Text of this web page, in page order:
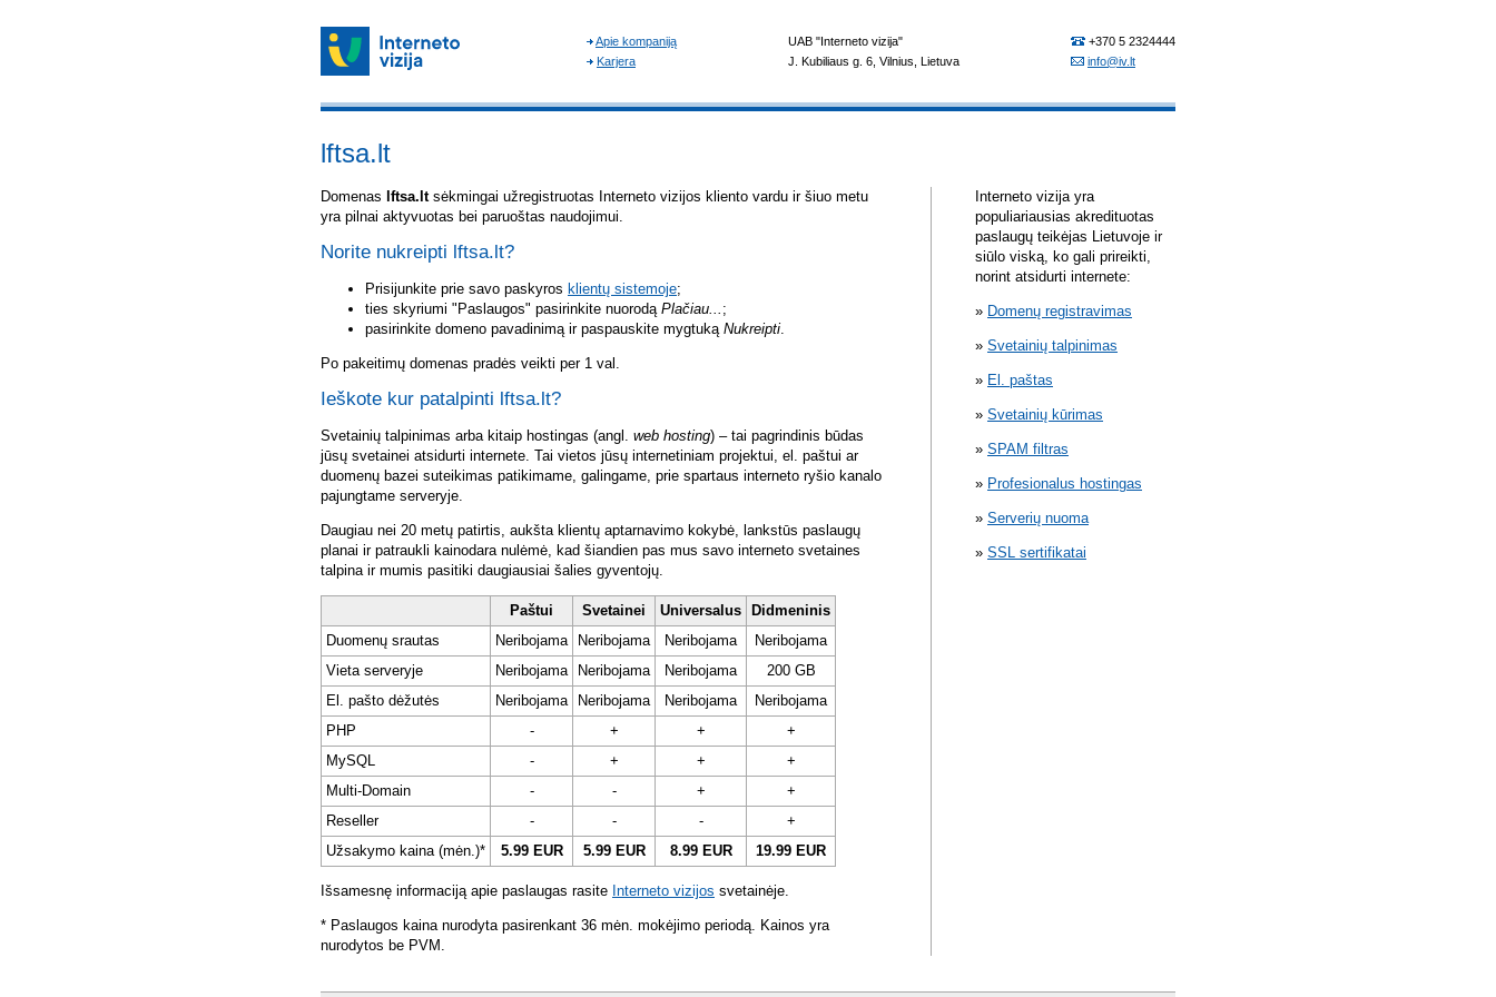
lftsa.lt
Domenas lftsa.ltsėkmingai užregistruotas Interneto vizijos kliento vardu ir šiuo metu
yra pilnai aktyvuotas bei paruoštas naudojimui.
Norite nukreipti lftsa.lt?
Prisijunkite prie savo paskyros klientų sistemoje;
ties skyriumi "Paslaugos" pasirinkite nuorodą Plačiau... ;
pasirinkite domeno pavadinimą ir paspauskite mygtuką Nukreipti.
Po pakeitimų domenas pradės veikti per 1 val.
Ieškote kur patalpinti lftsa.lt?
Svetainių talpinimas arba kitaip hostingas (angl. web hosting) – tai pagrindinis būdas
jūsų svetainei atsidurti internete. Tai vietos jūsų internetiniam projektui, el. paštui ar
duomenų bazei suteikimas patikimame, galingame, prie spartaus interneto ryšio kanalo
pajungtame serveryje.
Daugiau nei 20 metų patirtis, aukšta klientų aptarnavimo kokybė, lankstūs paslaugų
planai ir patraukli kainodara nulėmė, kad šiandien pas mus savo interneto svetaines
talpina ir mumis pasitiki daugiausiai šalies gyventojų.
Paštui Svetainei Universalus
Didmeninis
Duomenų srautas
Neribojama Neribojama Neribojama
Neribojama
Vieta serveryje
Neribojama Neribojama Neribojama
200 GB
El. pašto dėžutės
Neribojama Neribojama Neribojama
Neribojama
PHP
- + +
+
MySQL
- + +
+
Multi-Domain
- - +
+
Reseller
- - -
+
Užsakymo kaina (mėn.)*
5.99 EUR 5.99 EUR 8.99 EUR 19.99 EUR
Išsamesnę informaciją apie paslaugas rasite Interneto vizijos svetainėje.
* Paslaugos kaina nurodyta pasirenkant 36 mėn. mokėjimo periodą. Kainos yra
nurodytos be PVM.
Interneto vizija yra
populiariausias akredituotas
paslaugų teikėjas Lietuvoje ir
siūlo viską, ko gali prireikti,
norint atsidurti internete:
Domenų registravimas
Svetainių talpinimas
El. paštas
Svetainių kūrimas
SPAM filtras
Profesionalus hostingas
Serverių nuoma
SSL sertifikatai